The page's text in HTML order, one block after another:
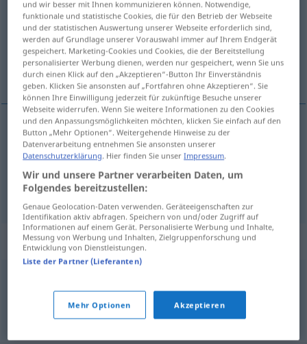
Übersicht aller Übersetzungen
(Für mehr Details die Übersetzung anklicken/antippen)
hell, schrill schreiend, grell
hell,schrill squillanteacuto
schreiend,grell squillante
Synonyme für "squillante"
sonoro,vivace
© Thesauro italiano
und wir besser mit Ihnen kommunizieren können. Notwendige,
funktionale und statistische Cookies, die für den Betrieb der Webseite
und der statistischen Auswertung unserer Webseite erforderlich sind,
werden auf Grundlage unserer Vorauswahl immer auf Ihrem Endgerät
gespeichert. Marketing-Cookies und Cookies, die der Bereitstellung
personalisierter Werbung dienen, werden nur gespeichert, wenn Sie uns
durch einen Klick auf den „Akzeptieren“-Button Ihr Einverständnis
geben. Klicken Sie ansonsten auf „Fortfahren ohne Akzeptieren“. Sie
können Ihre Einwilligung jederzeit für zukünftige Besuche unserer
Webseite widerrufen. Wenn Sie weitere Informationen zu den Cookies
und den Anpassungsmöglichkeiten möchten, klicken Sie einfach auf den
Button „Mehr Optionen“. Weitergehende Hinweise zu der
Datenverarbeitung entnehmen Sie ansonsten unserer
Datenschutzerklärung. Hier finden Sie unserImpressum.
Wir und unsere Partner verarbeiten Daten, um
Folgendes bereitzustellen:
Genaue Geolocation-Daten verwenden. Geräteeigenschaften zur
Identifikation aktiv abfragen. Speichern von und/oder Zugriff auf
Informationen auf einem Gerät. Personalisierte Werbung und Inhalte,
Messung von Werbung und Inhalten, Zielgruppenforschung und
Entwicklung von Dienstleistungen.
Liste der Partner (Lieferanten)
Mehr Optionen Akzeptieren